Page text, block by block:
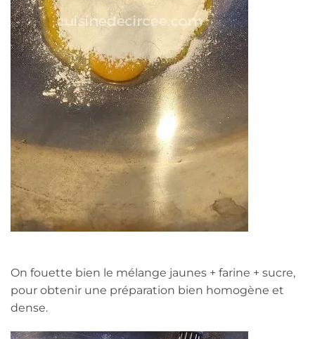
On fouette bien le mélange jaunes + farine + sucre,
pour obtenir une préparation bien homogène et
dense.